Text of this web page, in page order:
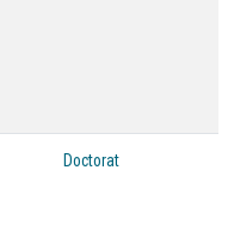
Doctorat